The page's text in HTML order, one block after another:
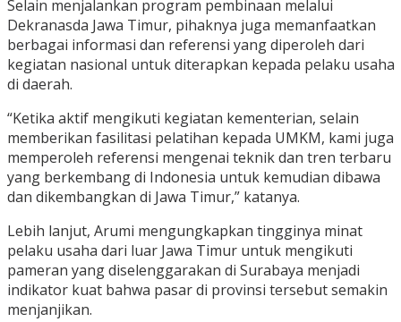
Selain menjalankan program pembinaan melalui
Dekranasda Jawa Timur, pihaknya juga memanfaatkan
berbagai informasi dan referensi yang diperoleh dari
kegiatan nasional untuk diterapkan kepada pelaku usaha
di daerah.
“Ketika aktif mengikuti kegiatan kementerian, selain
memberikan fasilitasi pelatihan kepada UMKM, kami juga
memperoleh referensi mengenai teknik dan tren terbaru
yang berkembang di Indonesia untuk kemudian dibawa
dan dikembangkan di Jawa Timur,” katanya.
Lebih lanjut, Arumi mengungkapkan tingginya minat
pelaku usaha dari luar Jawa Timur untuk mengikuti
pameran yang diselenggarakan di Surabaya menjadi
indikator kuat bahwa pasar di provinsi tersebut semakin
menjanjikan.